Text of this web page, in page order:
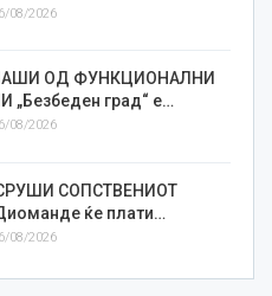
08/2026
ОД ФУНКЦИОНАЛНИ
„Безбеден град“ е…
08/2026
СОПСТВЕНИОТ
ќе плати…
08/2026